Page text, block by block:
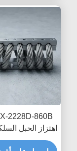
اهتزاز الحبل
السريع التجميع